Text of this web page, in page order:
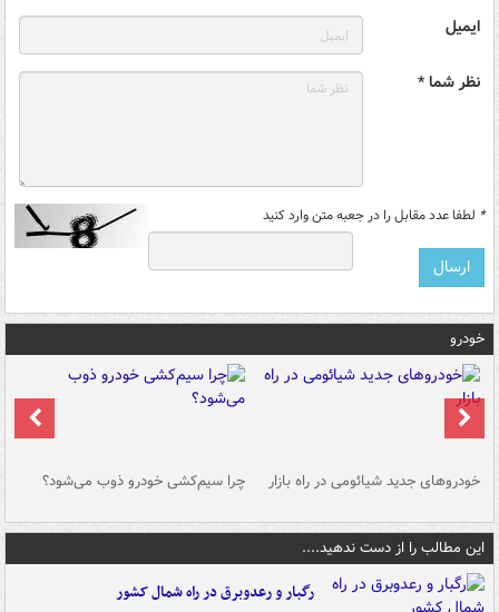
ایمیل
نظر شما *
* لطفا عدد مقابل را در جعبه متن وارد کنید
خودرو
خودروهای جدید شیائومی در راه بازار چرا سیم‌کشی خودرو ذوب می‌شود؟
این مطالب را از دست ندهید....
رگبار و رعدوبرق در راه شمال کشور